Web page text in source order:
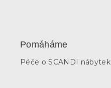
Pomáháme
Péče o SCANDI nábytek